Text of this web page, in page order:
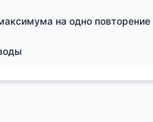
на одно повторение